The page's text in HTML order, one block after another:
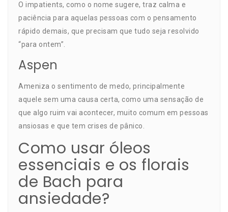
O impatients, como o nome sugere, traz calma e
paciência para aquelas pessoas com o pensamento
rápido demais, que precisam que tudo seja resolvido
“para ontem”.
Aspen
Ameniza o sentimento de medo, principalmente
aquele sem uma causa certa, como uma sensação de
que algo ruim vai acontecer, muito comum em pessoas
ansiosas e que tem crises de pânico.
Como usar óleos
essenciais e os florais
de Bach para
ansiedade?